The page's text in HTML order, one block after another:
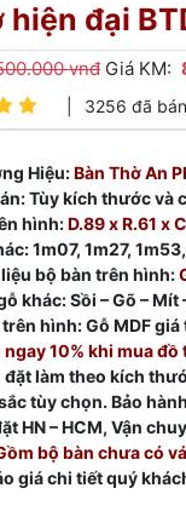
hiện đại
vnđ Giá KM:
3256 đã bán
Hiệu:Bàn Thờ An
Tùy kích thước và
hình:D.89 x R.61 x
1m07, 1m27,
bộ bàn trên hình:
khác: Sồi – Gõ – Mít
hình: Gỗ MDF
ngay 10% khi mua
đặt làm theo kích
tùy chọn. Bảo
HN – HCM, Vận
bộ bàn chưa có
giá chi tiết quý